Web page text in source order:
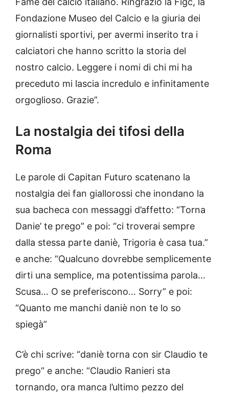
Fondazione Museo del Calcio e la giuria dei
giornalisti sportivi, per avermi inserito tra i
calciatori che hanno scritto la storia del
nostro calcio. Leggere i nomi di chi mi ha
preceduto mi lascia incredulo e infinitamente
orgoglioso. Grazie”.
La nostalgia dei tifosi della
Roma
Le parole di Capitan Futuro scatenano la
nostalgia dei fan giallorossi che inondano la
sua bacheca con messaggi d’affetto: “Torna
Danie’ te prego” e poi: “ci troverai sempre
dalla stessa parte daniè, Trigoria è casa tua.”
e anche: “Qualcuno dovrebbe semplicemente
dirti una semplice, ma potentissima parola…
Scusa… O se preferiscono… Sorry” e poi:
“Quanto me manchi daniè non te lo so
spiegà”
C’è chi scrive: “daniè torna con sir Claudio te
prego” e anche: “Claudio Ranieri sta
tornando, ora manca l’ultimo pezzo del